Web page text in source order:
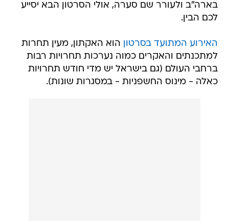
בארה"ב ולעורר שם סערה, אולי הסרטון הבא יסייע
לכם הבין.
האירוע המתועד בסרטון הוא האקתון, מעין תחרות
למתכנתים והאקרים כמוה נערכות תחרויות רבות
ברחבי העולם (גם בישראל יש מדי חודש תחרויות
כאלה - מינוס החשפניות - במסגרות שונות).